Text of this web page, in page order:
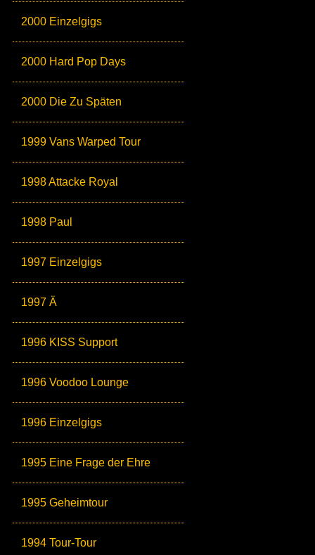
2000 Einzelgigs
2000 Hard Pop Days
2000 Die Zu Späten
1999 Vans Warped Tour
1998 Attacke Royal
1998 Paul
1997 Einzelgigs
1997 Ä
1996 KISS Support
1996 Voodoo Lounge
1996 Einzelgigs
1995 Eine Frage der Ehre
1995 Geheimtour
1994 Tour-Tour